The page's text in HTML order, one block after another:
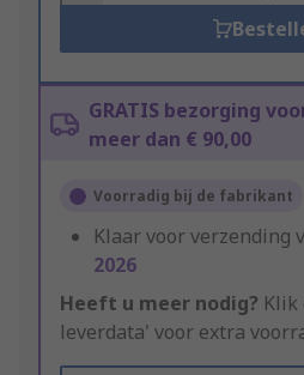
GRATIS bezorging
meer dan € 90,00
Voorradig bij de fabrikant
Klaar voor verzending
2026
Heeft u meer nodig? Klik
leverdata' voor extra